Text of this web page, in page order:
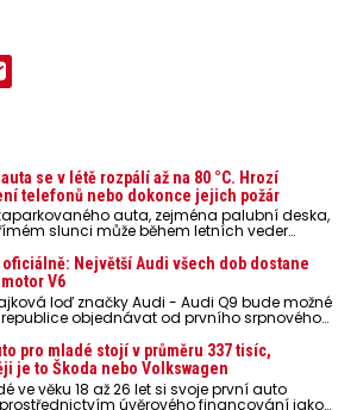
se v létě rozpálí až na 80 °C. Hrozí
telefonů nebo dokonce jejich požár
auta, zejména palubní deska,
slunci může během letních veder
pro odložené mobilní telefony, powerbanky
Můžou urychlit stárnutí baterií,
elektroniku a ve výjimečných případech i
požáru.
oficiálně: Největší Audi všech dob dostane
V6
loď značky Audi - Audi Q9 bude možné
republice objednávat od prvního srpnového
pro mladé stojí v průměru 337 tisíc,
je to Škoda nebo Volkswagen
ve věku 18 až 26 let si svoje první auto
úvěrového financování jako